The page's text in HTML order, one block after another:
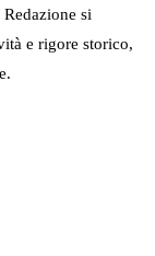
si
e rigore storico,